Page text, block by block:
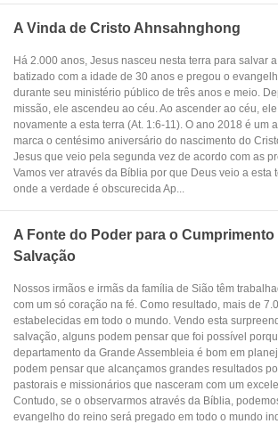
A Vinda de Cristo Ahnsahnghong
Há 2.000 anos, Jesus nasceu nesta terra para salvar
batizado com a idade de 30 anos e pregou o
durante seu ministério público de três anos e meio.
missão, ele ascendeu ao céu. Ao ascender ao céu,
novamente a esta terra (At. 1:6-11). O ano 2018 é um
marca o centésimo aniversário do nascimento do
Jesus que veio pela segunda vez de acordo com as
Vamos ver através da Bíblia por que Deus veio a esta
onde a verdade é obscurecida Ap...
A Fonte do Poder para o Cumprimento
Salvação
Nossos irmãos e irmãs da família de Sião têm
com um só coração na fé. Como resultado, mais de
estabelecidas em todo o mundo. Vendo esta
salvação, alguns podem pensar que foi possível
departamento da Grande Assembleia é bom em
podem pensar que alcançamos grandes resultados
pastorais e missionários que nasceram com um
Contudo, se o observarmos através da Bíblia,
evangelho do reino será pregado em todo o mundo